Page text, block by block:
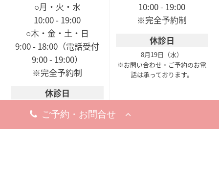
○月・火・水
10:00 - 19:00
○木・金・土・日
9:00 - 18:00（電話受付
9:00 - 19:00）
※完全予約制
休診日
※お問い合わせ・ご予約のお電
話は承っております。
10:00 - 19:00
※完全予約制
休診日
8月19日（水）
※お問い合わせ・ご予約のお電
話は承っております。